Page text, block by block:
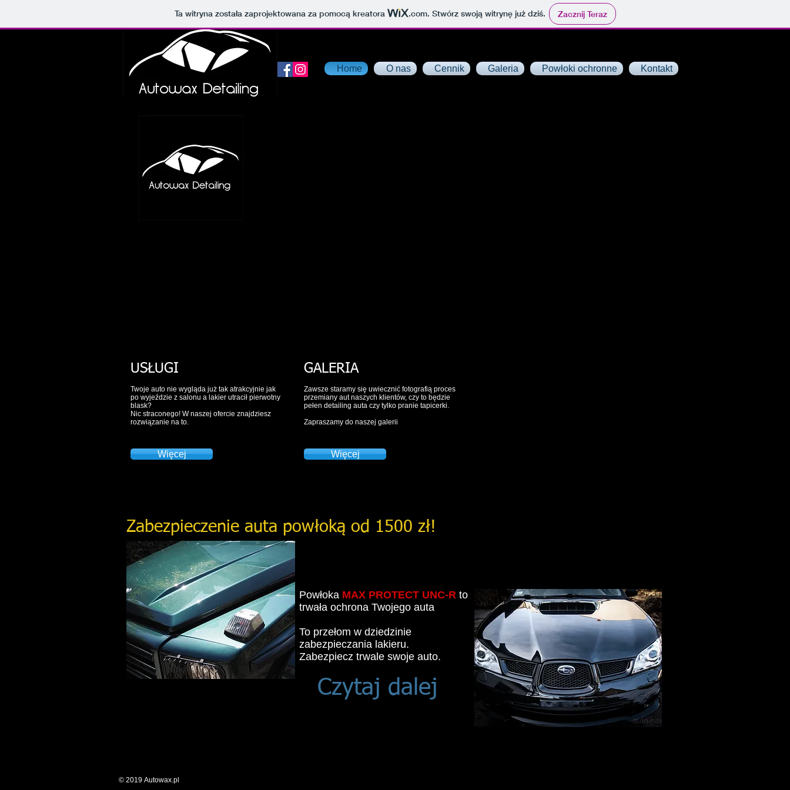
Ta witryna została zaprojektowana za pomocą kreatora .com. Stwórz swoją witrynę już dziś. Zacznij Teraz
Home O nas Cennik Galeria Powłoki ochronne Kontakt
USŁUGI
​Twoje auto nie wygląda już tak atrakcyjnie jak
po wyjeździe z salonu a lakier utracił pierwotny
blask?
Nic straconego! W naszej ofercie znajdziesz
rozwiązanie na to.
Więcej
GALERIA
Zawsze staramy się uwiecznić fotografią proces
przemiany aut naszych klientów, czy to będzie
pełen detailing auta czy tylko pranie tapicerki.
Zapraszamy do naszej galerii
Więcej
Zabezpieczenie auta powłoką od 1500 zł!
Powłoka MAX PROTECT UNC-R to
trwała ochrona Twojego auta
To przełom w dziedzinie
zabezpieczania lakieru.
Zabezpiecz trwale swoje auto.
Czytaj dalej
© 2019 Autowax.pl